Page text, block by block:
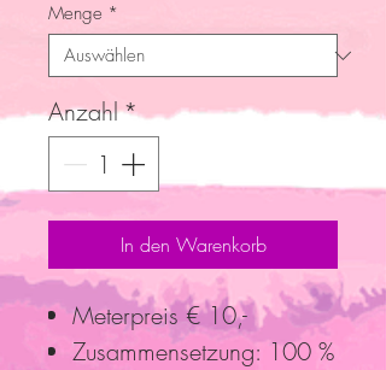
Menge *
Anzahl*
In den Warenkorb
Meterpreis € 10,-
Zusammensetzung: 100 %